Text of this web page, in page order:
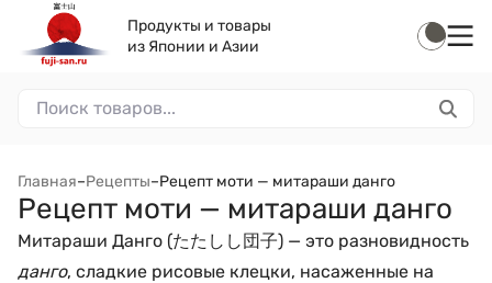
Продукты и товары
из Японии и Азии
Главная–Рецепты–Рецепт моти — митараши данго
Рецепт моти — митараши данго
Митараши Данго (たたしし団子) — это разновидность
данго, сладкие рисовые клецки, насаженные на